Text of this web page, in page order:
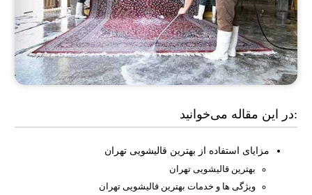
در این مقاله می‌خوانید:
مزایای استفاده از بهترین قالیشویی تهران
بهترین قالیشویی تهران
ویژگی ها و خدمات بهترین قالیشویی تهران